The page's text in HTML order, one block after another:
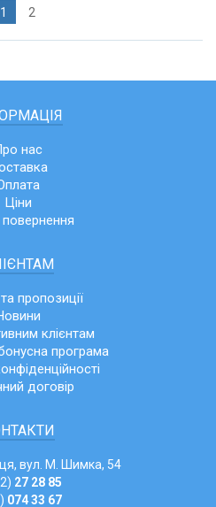
1 2
нас
Ціни
пропозиції
клієнтам
програма
договір
вул. М. Шимка, 54
27 28 85
074 33 67